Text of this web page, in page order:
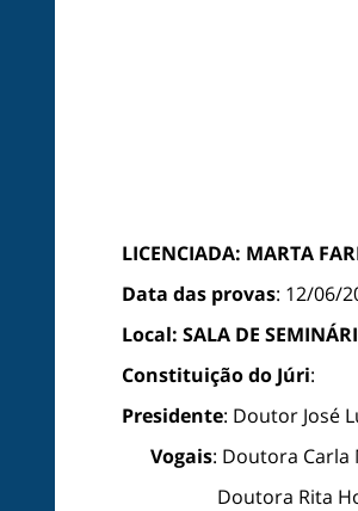
LICENCIADA: MARTA
Data das provas: 12/
Local: SALA DE
Constituição do Júri:
Presidente: Doutor José
Vogais: Doutora Carla
Doutora Rita Homem